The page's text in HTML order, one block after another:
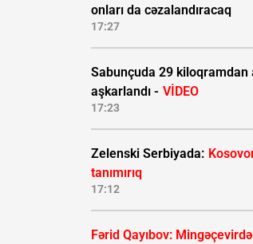
onları da cəzalandıracaq
17:27
Sabunçuda 29 kiloqramdan
aşkarlandı - VİDEO
17:23
Zelenski Serbiyada:
tanımırıq
17:12
Fərid Qayıbov: